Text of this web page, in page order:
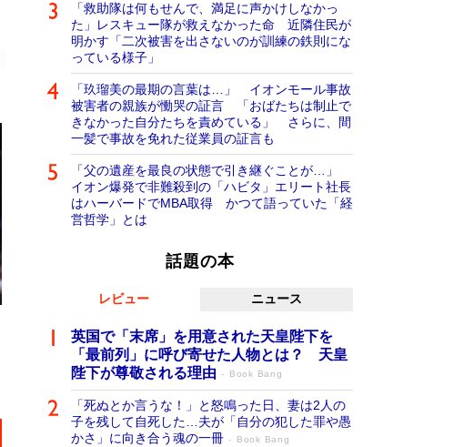
「救助隊は何もせんで、満足に声かけしなかっ
た」レスキュー隊が救えなかった命 近隣住民が
明かす「二次被害を出さないのが訓練の鉄則にな
っている様子」
「玖瑠美の最期の言葉は…」 イオンモール事故
被害者の親族が慟哭の証言 「おばたちは制止で
きなかった自分たちを責めている」 さらに、間
一髪で事故を免れた従業員の証言も
「父の遺産を最良の状態で引き継ぐことが…」
イオン爆発で非難殺到の「ハビタ」エリート社長
はハーバードでMBA取得 かつて語っていた「経
営哲学」とは
話題の本
レビュー ニュース
英国で「末席」を用意された天皇陛下を
「最前列」に呼び寄せた人物とは？ 天皇
陛下が尊敬される理由
Book Bang
「死ぬとか言うな！」と怒鳴った日、妻は2人の
子を残して自死した…夫が「自分の犯した罪や愚
かさ」に向き合う魂の一冊
Book Bang